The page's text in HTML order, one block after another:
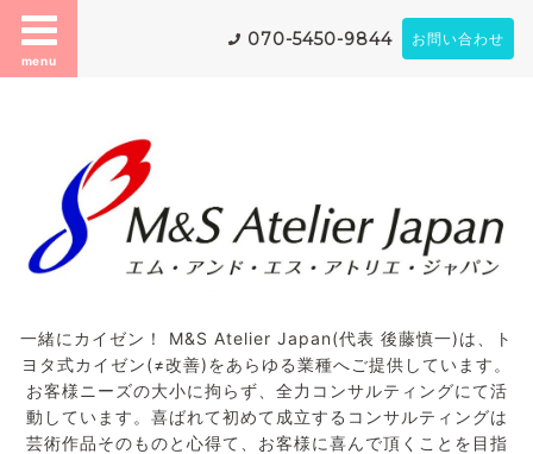
menu
070-5450-9844 お問い合わせ
一緒にカイゼン！ M&S Atelier Japan(代表 後藤慎一)は、ト
ヨタ式カイゼン(≠改善)をあらゆる業種へご提供しています。
お客様ニーズの大小に拘らず、全力コンサルティングにて活
動しています。喜ばれて初めて成立するコンサルティングは
芸術作品そのものと心得て、お客様に喜んで頂くことを目指